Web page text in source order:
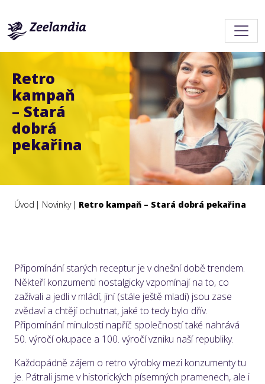
Retro
kampaň
– Stará
dobrá
pekařina
Úvod Novinky Retro kampaň – Stará dobrá pekařina
Připomínání starých receptur je v dnešní době trendem.
Někteří konzumenti nostalgicky vzpomínají na to, co
zažívali a jedli v mládí, jiní (stále ještě mladí) jsou zase
zvědaví a chtějí ochutnat, jaké to tedy bylo dřív.
Připomínání minulosti napříč společností také nahrává
50. výročí okupace a 100. výročí vzniku naší republiky.
Každopádně zájem o retro výrobky mezi konzumenty tu
je. Pátrali jsme v historických písemných pramenech, ale i